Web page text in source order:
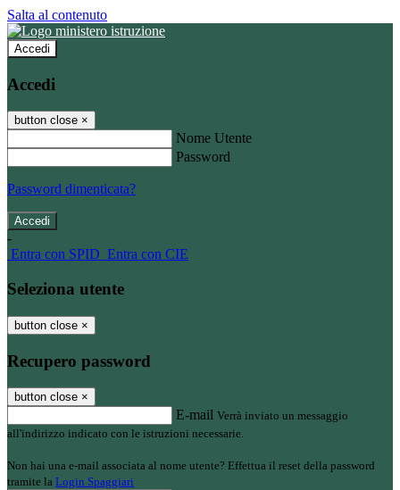
Salta al contenuto
Accedi
Accedi
button close ×
Nome Utente
Password
Password dimenticata?
-
Entra con SPID Entra con CIE
Seleziona utente
button close ×
Recupero password
button close ×
E-mail Verrà inviato un messaggio
all'indirizzo indicato con le istruzioni necessarie.
Non hai una e-mail associata al nome utente? Effettua il reset della password
tramite la Login Spaggiari